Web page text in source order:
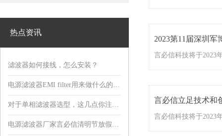
热点资讯
滤波器如何接线，怎么安装？
电源滤波器EMI filter用来做什么的，有什么用?
对于单相滤波器选型，这几点你注意到了吗?
电源滤波器厂家言必信清明节放假通知！
2023第11届深圳军
言必信立足技术和